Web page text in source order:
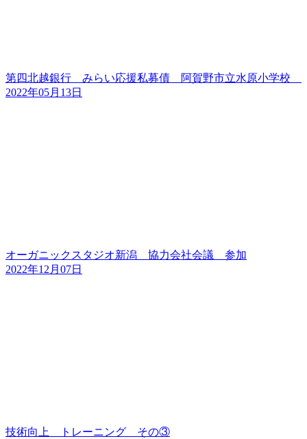
第四北越銀行 みらい応援私募債 阿賀野市立水原小学校
2022年05月13日
オーガニックスタジオ新潟 協力会社会議 参加
2022年12月07日
技術向上 トレーニング その③